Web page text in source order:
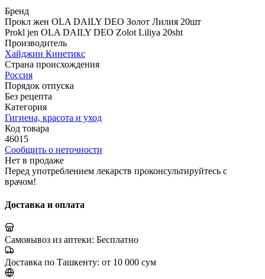
Бренд
Прокл жен OLA DAILY DEO Золот Лилия 20шт
Prokl jen OLA DAILY DEO Zolot Liliya 20sht
Производитель
Хайджин Кинетикс
Страна происхождения
Россия
Порядок отпуска
Без рецепта
Категория
Гигиена, красота и уход
Код товара
46015
Сообщить о неточности
Нет в продаже
Перед употреблением лекарств проконсультируйтесь с
врачом!
Доставка и оплата
Самовывоз из аптеки: Бесплатно
Доставка по Ташкенту: от 10 000 сум